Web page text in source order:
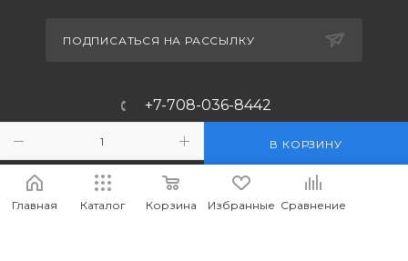
В КОРЗИНУ
ПОДПИСАТЬСЯ НА РАССЫЛКУ
+7-708-036-8442
m_forwork@mail.ru
г.Костанай, пр. Аль-Фараби 65
Главная Каталог Корзина Избранные Сравнение